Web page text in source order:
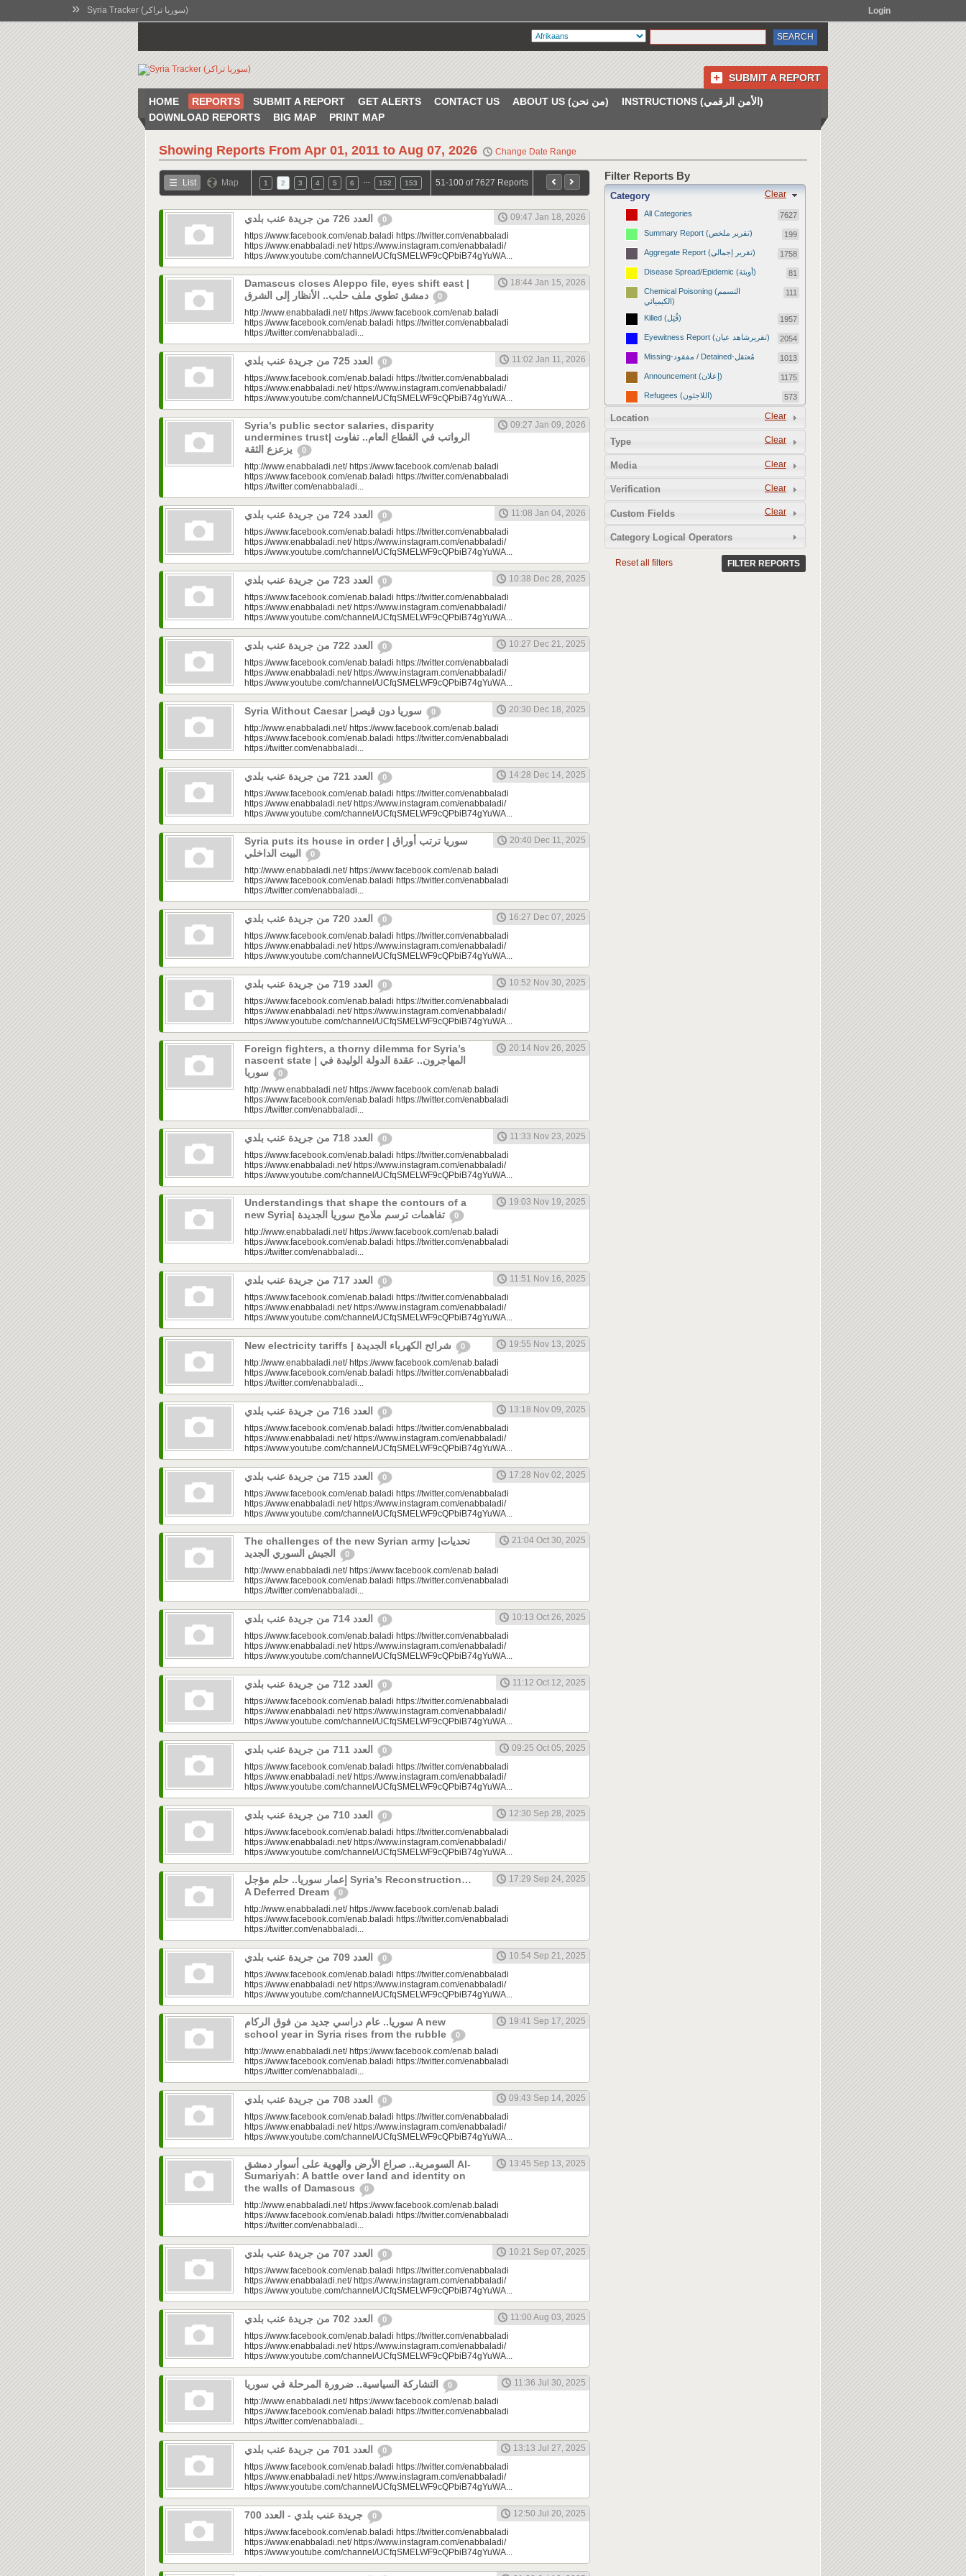
» Syria Tracker (سوريا تراكر) Login
SUBMIT A REPORT
HOME REPORTS SUBMIT A REPORT GET ALERTS CONTACT US ABOUT US (من نحن)
INSTRUCTIONS (الأمن الرقمي)
DOWNLOAD REPORTS
BIG MAP PRINT MAP
Showing Reports From Apr 01, 2011 to Aug 07, 2026 Change Date Range
List Map 1 2 3 4 5 6 152 153 51-100 of 7627 Reports
0
09:47 Jan 18, 2026
https://www.facebook.com/enab.baladi https://twitter.com/enabbaladi
https://www.enabbaladi.net/ https://www.instagram.com/enabbaladi/
https://www.youtube.com/channel/UCfqSMELWF9cQPbiB74gYuWA...
Damascus closes Aleppo file, eyes shift east |
0
18:44 Jan 15, 2026
http://www.enabbaladi.net/ https://www.facebook.com/enab.baladi
https://www.facebook.com/enab.baladi https://twitter.com/enabbaladi
https://twitter.com/enabbaladi...
0
11:02 Jan 11, 2026
https://www.facebook.com/enab.baladi https://twitter.com/enabbaladi
https://www.enabbaladi.net/ https://www.instagram.com/enabbaladi/
https://www.youtube.com/channel/UCfqSMELWF9cQPbiB74gYuWA...
Syria’s public sector salaries, disparity
undermines trust| الرواتب في القطاع العام.. تفاوت
0
09:27 Jan 09, 2026
http://www.enabbaladi.net/ https://www.facebook.com/enab.baladi
https://www.facebook.com/enab.baladi https://twitter.com/enabbaladi
https://twitter.com/enabbaladi...
0
11:08 Jan 04, 2026
https://www.facebook.com/enab.baladi https://twitter.com/enabbaladi
https://www.enabbaladi.net/ https://www.instagram.com/enabbaladi/
https://www.youtube.com/channel/UCfqSMELWF9cQPbiB74gYuWA...
0
10:38 Dec 28, 2025
https://www.facebook.com/enab.baladi https://twitter.com/enabbaladi
https://www.enabbaladi.net/ https://www.instagram.com/enabbaladi/
https://www.youtube.com/channel/UCfqSMELWF9cQPbiB74gYuWA...
0
10:27 Dec 21, 2025
https://www.facebook.com/enab.baladi https://twitter.com/enabbaladi
https://www.enabbaladi.net/ https://www.instagram.com/enabbaladi/
https://www.youtube.com/channel/UCfqSMELWF9cQPbiB74gYuWA...
0
20:30 Dec 18, 2025
http://www.enabbaladi.net/ https://www.facebook.com/enab.baladi
https://www.facebook.com/enab.baladi https://twitter.com/enabbaladi
https://twitter.com/enabbaladi...
0
14:28 Dec 14, 2025
https://www.facebook.com/enab.baladi https://twitter.com/enabbaladi
https://www.enabbaladi.net/ https://www.instagram.com/enabbaladi/
https://www.youtube.com/channel/UCfqSMELWF9cQPbiB74gYuWA...
Syria puts its house in order | سوريا ترتب أوراق
0
20:40 Dec 11, 2025
http://www.enabbaladi.net/ https://www.facebook.com/enab.baladi
https://www.facebook.com/enab.baladi https://twitter.com/enabbaladi
https://twitter.com/enabbaladi...
0
16:27 Dec 07, 2025
https://www.facebook.com/enab.baladi https://twitter.com/enabbaladi
https://www.enabbaladi.net/ https://www.instagram.com/enabbaladi/
https://www.youtube.com/channel/UCfqSMELWF9cQPbiB74gYuWA...
0
10:52 Nov 30, 2025
https://www.facebook.com/enab.baladi https://twitter.com/enabbaladi
https://www.enabbaladi.net/ https://www.instagram.com/enabbaladi/
https://www.youtube.com/channel/UCfqSMELWF9cQPbiB74gYuWA...
Foreign fighters, a thorny dilemma for Syria’s
nascent state | المهاجرون.. عقدة الدولة الوليدة في
0
20:14 Nov 26, 2025
http://www.enabbaladi.net/ https://www.facebook.com/enab.baladi
https://www.facebook.com/enab.baladi https://twitter.com/enabbaladi
https://twitter.com/enabbaladi...
0
11:33 Nov 23, 2025
https://www.facebook.com/enab.baladi https://twitter.com/enabbaladi
https://www.enabbaladi.net/ https://www.instagram.com/enabbaladi/
https://www.youtube.com/channel/UCfqSMELWF9cQPbiB74gYuWA...
Understandings that shape the contours of a
0
19:03 Nov 19, 2025
http://www.enabbaladi.net/ https://www.facebook.com/enab.baladi
https://www.facebook.com/enab.baladi https://twitter.com/enabbaladi
https://twitter.com/enabbaladi...
0
11:51 Nov 16, 2025
https://www.facebook.com/enab.baladi https://twitter.com/enabbaladi
https://www.enabbaladi.net/ https://www.instagram.com/enabbaladi/
https://www.youtube.com/channel/UCfqSMELWF9cQPbiB74gYuWA...
0
19:55 Nov 13, 2025
http://www.enabbaladi.net/ https://www.facebook.com/enab.baladi
https://www.facebook.com/enab.baladi https://twitter.com/enabbaladi
https://twitter.com/enabbaladi...
0
13:18 Nov 09, 2025
https://www.facebook.com/enab.baladi https://twitter.com/enabbaladi
https://www.enabbaladi.net/ https://www.instagram.com/enabbaladi/
https://www.youtube.com/channel/UCfqSMELWF9cQPbiB74gYuWA...
0
17:28 Nov 02, 2025
https://www.facebook.com/enab.baladi https://twitter.com/enabbaladi
https://www.enabbaladi.net/ https://www.instagram.com/enabbaladi/
https://www.youtube.com/channel/UCfqSMELWF9cQPbiB74gYuWA...
The challenges of the new Syrian army |تحديات
0
21:04 Oct 30, 2025
http://www.enabbaladi.net/ https://www.facebook.com/enab.baladi
https://www.facebook.com/enab.baladi https://twitter.com/enabbaladi
https://twitter.com/enabbaladi...
0
10:13 Oct 26, 2025
https://www.facebook.com/enab.baladi https://twitter.com/enabbaladi
https://www.enabbaladi.net/ https://www.instagram.com/enabbaladi/
https://www.youtube.com/channel/UCfqSMELWF9cQPbiB74gYuWA...
0
11:12 Oct 12, 2025
https://www.facebook.com/enab.baladi https://twitter.com/enabbaladi
https://www.enabbaladi.net/ https://www.instagram.com/enabbaladi/
https://www.youtube.com/channel/UCfqSMELWF9cQPbiB74gYuWA...
0
09:25 Oct 05, 2025
https://www.facebook.com/enab.baladi https://twitter.com/enabbaladi
https://www.enabbaladi.net/ https://www.instagram.com/enabbaladi/
https://www.youtube.com/channel/UCfqSMELWF9cQPbiB74gYuWA...
0
12:30 Sep 28, 2025
https://www.facebook.com/enab.baladi https://twitter.com/enabbaladi
https://www.enabbaladi.net/ https://www.instagram.com/enabbaladi/
https://www.youtube.com/channel/UCfqSMELWF9cQPbiB74gYuWA...
إعمار سوريا.. حلم مؤجل Syria’s Reconstruction…
A Deferred Dream
0
17:29 Sep 24, 2025
http://www.enabbaladi.net/ https://www.facebook.com/enab.baladi
https://www.facebook.com/enab.baladi https://twitter.com/enabbaladi
https://twitter.com/enabbaladi...
0
10:54 Sep 21, 2025
https://www.facebook.com/enab.baladi https://twitter.com/enabbaladi
https://www.enabbaladi.net/ https://www.instagram.com/enabbaladi/
https://www.youtube.com/channel/UCfqSMELWF9cQPbiB74gYuWA...
سوريا.. عام دراسي جديد من فوق الركام A new
school year in Syria rises from the rubble
0
19:41 Sep 17, 2025
http://www.enabbaladi.net/ https://www.facebook.com/enab.baladi
https://www.facebook.com/enab.baladi https://twitter.com/enabbaladi
https://twitter.com/enabbaladi...
0
09:43 Sep 14, 2025
https://www.facebook.com/enab.baladi https://twitter.com/enabbaladi
https://www.enabbaladi.net/ https://www.instagram.com/enabbaladi/
https://www.youtube.com/channel/UCfqSMELWF9cQPbiB74gYuWA...
السومرية.. صراع الأرض والهوية على أسوار دمشق Al-
Sumariyah: A battle over land and identity on
the walls of Damascus
0
13:45 Sep 13, 2025
http://www.enabbaladi.net/ https://www.facebook.com/enab.baladi
https://www.facebook.com/enab.baladi https://twitter.com/enabbaladi
https://twitter.com/enabbaladi...
0
10:21 Sep 07, 2025
https://www.facebook.com/enab.baladi https://twitter.com/enabbaladi
https://www.enabbaladi.net/ https://www.instagram.com/enabbaladi/
https://www.youtube.com/channel/UCfqSMELWF9cQPbiB74gYuWA...
0
11:00 Aug 03, 2025
https://www.facebook.com/enab.baladi https://twitter.com/enabbaladi
https://www.enabbaladi.net/ https://www.instagram.com/enabbaladi/
https://www.youtube.com/channel/UCfqSMELWF9cQPbiB74gYuWA...
0
11:36 Jul 30, 2025
http://www.enabbaladi.net/ https://www.facebook.com/enab.baladi
https://www.facebook.com/enab.baladi https://twitter.com/enabbaladi
https://twitter.com/enabbaladi...
0
13:13 Jul 27, 2025
https://www.facebook.com/enab.baladi https://twitter.com/enabbaladi
https://www.enabbaladi.net/ https://www.instagram.com/enabbaladi/
https://www.youtube.com/channel/UCfqSMELWF9cQPbiB74gYuWA...
0
12:50 Jul 20, 2025
https://www.facebook.com/enab.baladi https://twitter.com/enabbaladi
https://www.enabbaladi.net/ https://www.instagram.com/enabbaladi/
https://www.youtube.com/channel/UCfqSMELWF9cQPbiB74gYuWA...
Filter Reports By
Clear
Category
All Categories 7627
Summary Report (تقرير ملخص) 199
Aggregate Report (تقرير إجمالي) 1758
Disease Spread/Epidemic (أوبئة) 81
Chemical Poisoning (التسمم
الكيميائي)
111
Killed (قُتِل) 1957
Eyewitness Report (تقريرشاهد عيان) 2054
Missing-مفقود / Detained-مُعتقل 1013
Announcement (إعلان) 1175
Refugees (اللاجئون) 573
1672
Revenge Killings (القتل بدافع الانتقام) 11
2
13
Clear
Location
Clear
Type
Clear
Media
Clear
Verification
Clear
Custom Fields
Category Logical Operators
Reset all filters FILTER REPORTS